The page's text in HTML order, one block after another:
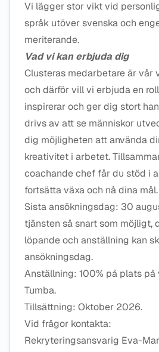
Vi lägger stor vikt vid
språk utöver svenska och
meriterande.
Vad vi kan erbjuda dig
Clusteras medarbetare är vår
och därför vill vi erbjuda en
inspirerar och ger dig stort
drivs av att se människor
dig möjligheten att använda
kreativitet i arbetet.
coachande chef får du stöd i
fortsätta växa och nå dina mål.
Sista ansökningsdag: 30
tjänsten så snart som möjligt,
löpande och anställning kan
ansökningsdag.
Anställning: 100% på plats på
Tumba.
Tillsättning: Oktober 2026.
Vid frågor kontakta:
Rekryteringsansvarig Eva-